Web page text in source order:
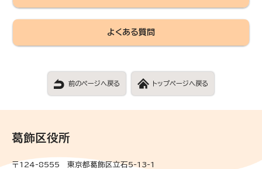
よくある質問
前のページへ戻る トップページへ戻る
葛飾区役所
〒124-8555 東京都葛飾区立石5-13-1